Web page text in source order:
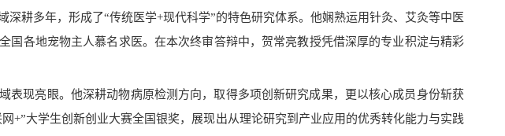
深耕多年，形成了“传统医学+现代科学”的特色研究体系。他娴熟运用针灸、艾灸等中医
国各地宠物主人慕名求医。在本次终审答辩中，贺常亮教授凭借深厚的专业积淀与精彩
表现亮眼。他深耕动物病原检测方向，取得多项创新研究成果，更以核心成员身份斩获
+”大学生创新创业大赛全国银奖，展现出从理论研究到产业应用的优秀转化能力与实践